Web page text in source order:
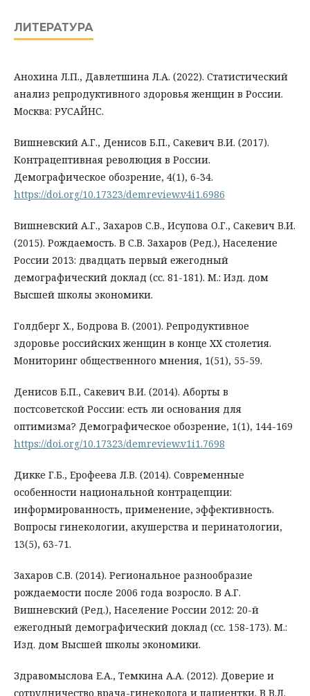
ЛИТЕРАТУРА
Анохина Л.П., Давлетшина Л.А. (2022). Статистический
анализ репродуктивного здоровья женщин в России.
Москва: РУСАЙНС.
Вишневский А.Г., Денисов Б.П., Сакевич В.И. (2017).
Контрацептивная революция в России.
Демографическое обозрение, 4(1), 6-34.
https://doi.org/10.17323/demreview.v4i1.6986
Вишневский А.Г., Захаров С.В., Исупова О.Г., Сакевич В.И.
(2015). Рождаемость. В С.В. Захаров (Ред.), Население
России 2013: двадцать первый ежегодный
демографический доклад (сс. 81-181). М.: Изд. дом
Высшей школы экономики.
Голдберг Х., Бодрова В. (2001). Репродуктивное
здоровье российских женщин в конце ХХ столетия.
Мониторинг общественного мнения, 1(51), 55-59.
Денисов Б.П., Сакевич В.И. (2014). Аборты в
постсоветской России: есть ли основания для
оптимизма? Демографическое обозрение, 1(1), 144-169
https://doi.org/10.17323/demreview.v1i1.7698
Дикке Г.Б., Ерофеева Л.В. (2014). Современные
особенности национальной контрацепции:
информированность, применение, эффективность.
Вопросы гинекологии, акушерства и перинатологии,
13(5), 63-71.
Захаров С.В. (2014). Региональное разнообразие
рождаемости после 2006 года возросло. В А.Г.
Вишневский (Ред.), Население России 2012: 20-й
ежегодный демографический доклад (сс. 158-173). М.:
Изд. дом Высшей школы экономики.
Здравомыслова Е.А., Темкина А.А. (2012). Доверие и
сотрудничество врача-гинеколога и пациентки. В В.Л.